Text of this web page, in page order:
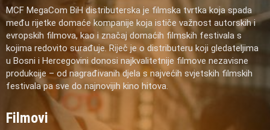
MCF MegaCom BiH distributerska je filmska tvrtka koja spada
među rijetke domaće kompanije koja ističe važnost autorskih i
evropskih filmova, kao i značaj domaćih filmskih festivala s
kojima redovito surađuje. Riječ je o distributeru koji gledateljima
u Bosni i Hercegovini donosi najkvalitetnije filmove nezavisne
produkcije – od nagrađivanih djela s najvećih svjetskih filmskih
festivala pa sve do najnovijih kino hitova.
Filmovi